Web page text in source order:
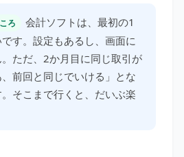
ろ
会計ソフトは、最初の1
す。設定もあるし、画面に
ただ、2か月目に同じ取引が
前回と同じでいける」とな
そこまで行くと、だいぶ楽